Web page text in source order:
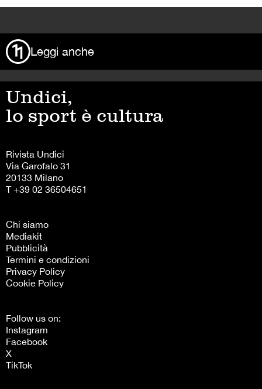
Leggi anche
Undici,
lo sport è cultura
Rivista Undici
Via Garofalo 31
20133 Milano
T +39 02 36504651
Chi siamo
Mediakit
Pubblicità
Termini e condizioni
Privacy Policy
Cookie Policy
Follow us on:
Instagram
Facebook
X
TikTok